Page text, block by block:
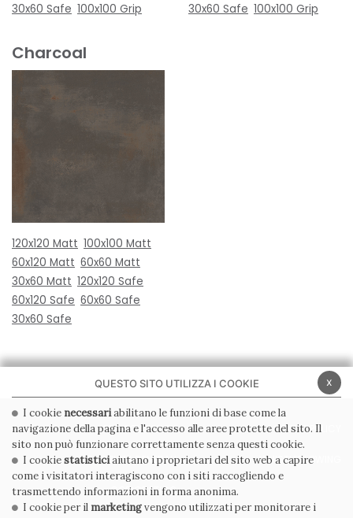
30x60 Safe 100x100 Grip
30x60 Safe 100x100 Grip
Charcoal
120x120 Matt 100x100 Matt
60x120 Matt 60x60 Matt
30x60 Matt 120x120 Safe
60x120 Safe 60x60 Safe
30x60 Safe
PRIVACY POLICY COOKIE POLICY
CONDIZIONI GENERALI WHISTLEBLOWING
CODICE ETICO
x
QUESTO SITO UTILIZZA I COOKIE
I cookie necessariabilitano le funzioni di base come la
navigazione della pagina e l'accesso alle aree protette del sito. Il
sito non può funzionare correttamente senza questi cookie.
I cookiestatisticiaiutano i proprietari del sito web a capire
come i visitatori interagiscono con i siti raccogliendo e
trasmettendo informazioni in forma anonima.
I cookie per il marketingvengono utilizzati per monitorare i